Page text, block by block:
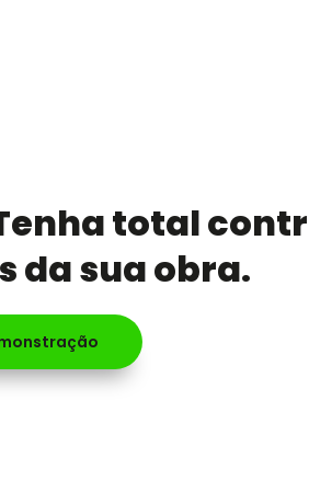
total
da sua obra.